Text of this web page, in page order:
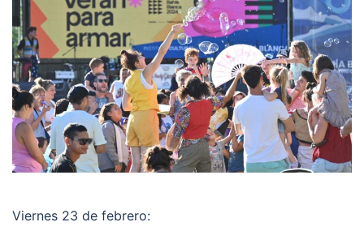
Viernes 23 de febrero: